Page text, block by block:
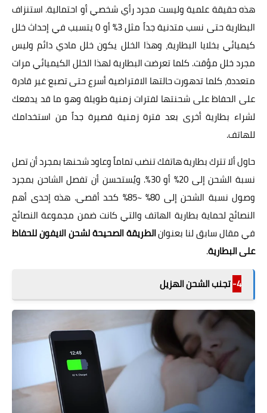
هذه حقيقة علمية وليست مجرد رأي شخصي أو احتمالية. استنزاف
البطارية حتى نسب متدنية جداً مثل 3% أو 0 يتسبب في إحداث خلل
كيميائي بخلايا البطارية، وهذا الخلل يكون خلل مادي دائم وليس
مجرد خلل مؤقت. كلما تعرضت البطارية لهذا الخلل الكيميائي مرات
متعددة، كلما تدهورت حالتها الافتراضية أسرع حتى تصبع غير قادرة
على الحفاظ على شحنتها لفترات زمنية طويلة وهو ما قد يدفعك
لشراء بطارية أخرى بعد فترة زمنية قصيرة جداً من استخدامك
للهاتف.
حاول ألا تترك بطارية هاتفك تنضب تماماً وعاود شحنها بمجرد أن تصل
نسبة الشحن إلى 20% أو 30%. ويُستحسن أن تفصل الشاحن بمجرد
وصول نسبة الشحن إلى 80% ~85% كحد أقصى. هذه إحدى أهم
النصائح لحماية بطارية الهاتف والتي كانت ضمن مجموعة النصائح
في مقال سابق لنا بعنوانالطريقة الصحيحة لشحن الايفون للحفاظ
على البطارية.
4- تجنب الشحن الهزيل